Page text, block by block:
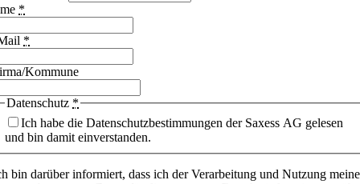
*
*
Kommune
Datenschutz *
Ich habe die Datenschutzbestimmungen der Saxess AG gelesen
und bin damit einverstanden.
bin darüber informiert, dass ich der Verarbeitung und Nutzung